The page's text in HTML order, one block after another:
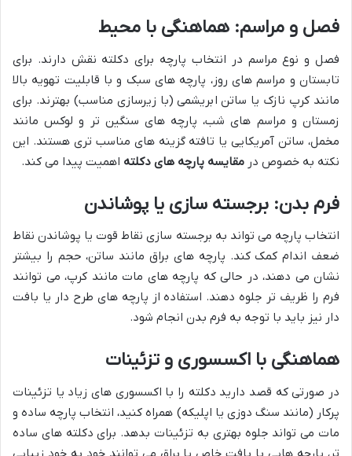
فصل و مراسم: هماهنگی با محیط
فصل و نوع مراسم در انتخاب پارچه برای دکلته نقش دارند. برای
تابستان و مراسم های روز، پارچه های سبک و با قابلیت تهویه بالا
مانند کرپ نازک یا ساتن ابریشمی (با زیرسازی مناسب) بهترند. برای
زمستان و مراسم های شب، پارچه های سنگین تر و لوکس مانند
مخمل، ساتن آمریکایی یا تافته گزینه های مناسب تری هستند. این
نکته به خصوص در مقایسه پارچه های دکلته اهمیت پیدا می کند.
فرم بدن: برجسته سازی یا پوشاندن
انتخاب پارچه می تواند به برجسته سازی نقاط قوت یا پوشاندن نقاط
ضعف اندام کمک کند. پارچه های براق مانند ساتن، حجم را بیشتر
نشان می دهند، در حالی که پارچه های مات مانند کرپ، می توانند
فرم را ظریف تر جلوه دهند. استفاده از پارچه های طرح دار یا بافت
دار نیز باید با توجه به فرم بدن انجام شود.
هماهنگی با اکسسوری و تزئینات
در صورتی که قصد دارید دکلته را با اکسسوری های زیاد یا تزئینات
پرکار (مانند سنگ دوزی یا اپلیکه) همراه کنید، انتخاب پارچه ساده و
مات می تواند جلوه بهتری به تزئینات بدهد. برای دکلته های ساده